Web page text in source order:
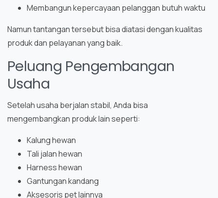
Membangun kepercayaan pelanggan butuh waktu
Namun tantangan tersebut bisa diatasi dengan kualitas
produk dan pelayanan yang baik.
Peluang Pengembangan
Usaha
Setelah usaha berjalan stabil, Anda bisa
mengembangkan produk lain seperti:
Kalung hewan
Tali jalan hewan
Harness hewan
Gantungan kandang
Aksesoris pet lainnya